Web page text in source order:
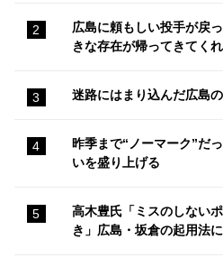
広島に頼もしい投手が戻
きな存在が帰ってきてくれ
迷路にはまり込んだ広島
昨季まで“ノーマーク”だ
いを盛り上げる
高木豊氏「ミスのしない
き」広島・坂倉の起用法